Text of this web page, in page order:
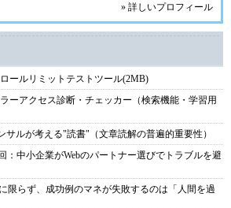
» 詳しいプロフィール
ールリミットテストツール(2MB)
ラーアクセス診断・チェッカー（検索機能・学習用
サルが考える"読書"（文章読解の普遍的重要性）
：中小企業がWebのパートナー選びでトラブルを避
限らず、成功例のマネが失敗するのは「人間を過